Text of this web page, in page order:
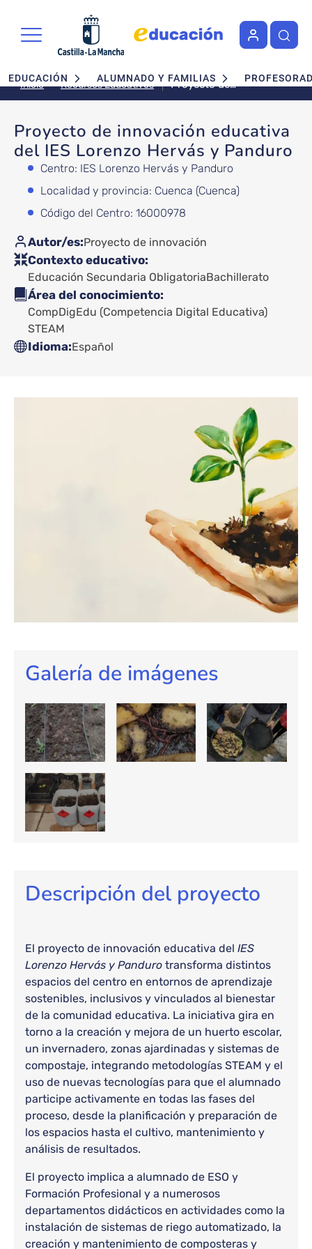
Navegación principal
EDUCACIÓN ALUMNADO Y FAMILIAS
Inicio Recursos Educativos
Proyecto de
innovación educativa
y Panduro
Proyecto de innovación educativa
del IES Lorenzo Hervás y Panduro
Centro: IES Lorenzo Hervás y Panduro
Localidad y provincia: Cuenca (Cuenca)
Código del Centro: 16000978
Autor/es Proyecto de innovación
Contexto educativo
Educación Secundaria ObligatoriaBachillerato
Área del conocimiento
CompDigEdu (Competencia Digital Educativa)
STEAM
Idioma Español
Galería de imágenes
Descripción del proyecto
El proyecto de innovación educativa del IES
Lorenzo Hervás y Panduro transforma distintos
espacios del centro en entornos de aprendizaje
sostenibles, inclusivos y vinculados al bienestar
de la comunidad educativa. La iniciativa gira en
torno a la creación y mejora de un huerto escolar,
un invernadero, zonas ajardinadas y sistemas de
compostaje, integrando metodologías STEAM y el
uso de nuevas tecnologías para que el alumnado
participe activamente en todas las fases del
proceso, desde la planificación y preparación de
los espacios hasta el cultivo, mantenimiento y
análisis de resultados.
El proyecto implica a alumnado de ESO y
Formación Profesional y a numerosos
departamentos didácticos en actividades como la
instalación de sistemas de riego automatizado, la
creación y mantenimiento de composteras y